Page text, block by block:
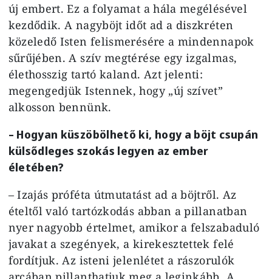
új embert. Ez a folyamat a hála megélésével
kezdődik. A nagyböjt időt ad a diszkréten
közeledő Isten felismerésére a mindennapok
sűrűjében. A szív megtérése egy izgalmas,
élethosszig tartó kaland. Azt jelenti:
megengedjük Istennek, hogy „új szívet”
alkosson bennünk.
– Hogyan küszöbölhető ki, hogy a böjt csupán
külsődleges szokás legyen az ember
életében?
– Izajás próféta útmutatást ad a böjtről. Az
ételtől való tartózkodás abban a pillanatban
nyer nagyobb értelmet, amikor a felszabaduló
javakat a szegények, a kirekesztettek felé
fordítjuk. Az isteni jelenlétet a rászorulók